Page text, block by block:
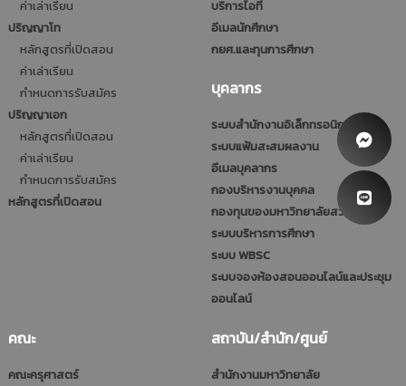
ค่าเล่าเรียน
ปริญญาโท
หลักสูตรที่เปิดสอน
ค่าเล่าเรียน
กำหนดการรับสมัคร
ปริญญาเอก
หลักสูตรที่เปิดสอน
ค่าเล่าเรียน
กำหนดการรับสมัคร
หลักสูตรที่เปิดสอน
บริการไอที
อีเมลนักศึกษา
กยศ.และทุนการศึกษา
บุคลากร
ระบบสำนักงานอิเล็กทรอนิกส์
ระบบแฟ้มสะสมผลงาน
อีเมลบุคลากร
กองบริหารงานบุคคล
กองทุนของมหาวิทยาลัยสวนดุสิต
ระบบบริหารการศึกษา
ระบบ WBSC
ระบบจองห้องสอนออนไลน์และประชุม
ออนไลน์
คณะ
คณะครุศาสตร์
สถาบัน/สำนัก/ศูนย์
สำนักงานมหาวิทยาลัย